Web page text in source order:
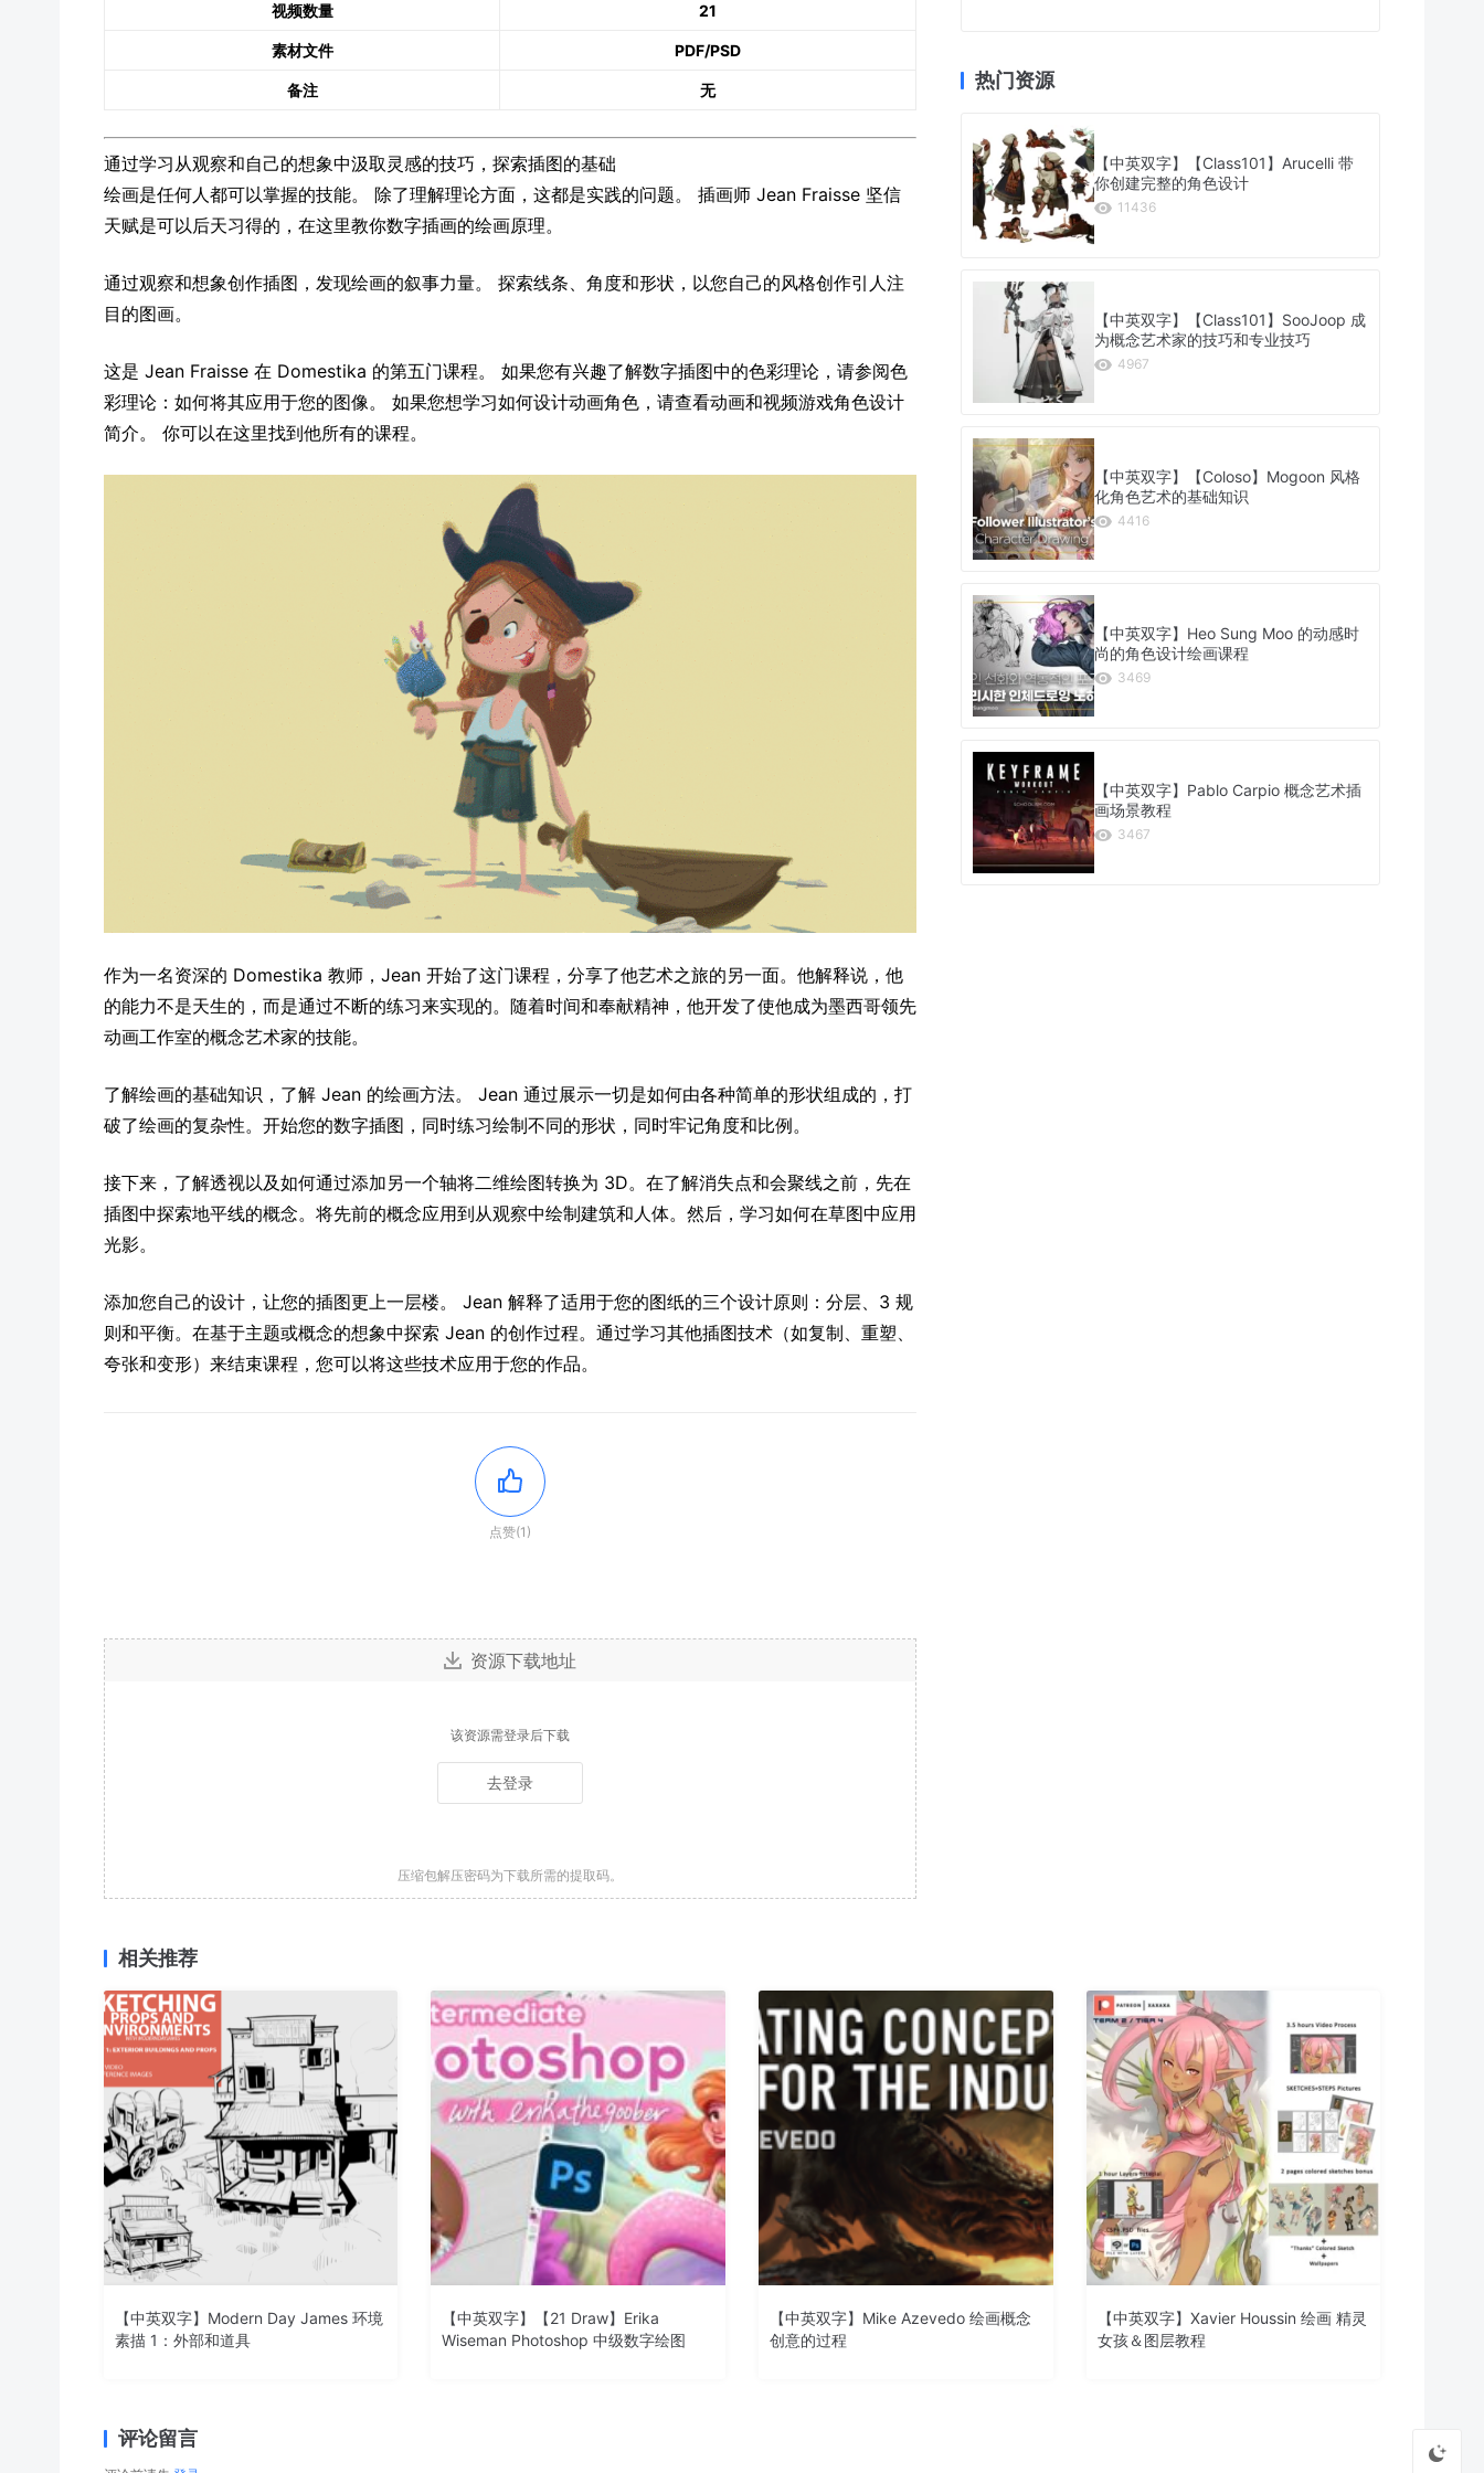
视频数量 21
素材文件 PDF/PSD
备注 无
通过学习从观察和自己的想象中汲取灵感的技巧，探索插图的基础
绘画是任何人都可以掌握的技能。 除了理解理论方面，这都是实践的问题。 插画师 Jean Fraisse 坚信
天赋是可以后天习得的，在这里教你数字插画的绘画原理。
通过观察和想象创作插图，发现绘画的叙事力量。 探索线条、角度和形状，以您自己的风格创作引人注
目的图画。
这是 Jean Fraisse 在 Domestika 的第五门课程。 如果您有兴趣了解数字插图中的色彩理论，请参阅色
彩理论：如何将其应用于您的图像。 如果您想学习如何设计动画角色，请查看动画和视频游戏角色设计
简介。 你可以在这里找到他所有的课程。
作为一名资深的 Domestika 教师，Jean 开始了这门课程，分享了他艺术之旅的另一面。他解释说，他
的能力不是天生的，而是通过不断的练习来实现的。随着时间和奉献精神，他开发了使他成为墨西哥领先
动画工作室的概念艺术家的技能。
了解绘画的基础知识，了解 Jean 的绘画方法。 Jean 通过展示一切是如何由各种简单的形状组成的，打
破了绘画的复杂性。开始您的数字插图，同时练习绘制不同的形状，同时牢记角度和比例。
接下来，了解透视以及如何通过添加另一个轴将二维绘图转换为 3D。在了解消失点和会聚线之前，先在
插图中探索地平线的概念。将先前的概念应用到从观察中绘制建筑和人体。然后，学习如何在草图中应用
光影。
添加您自己的设计，让您的插图更上一层楼。 Jean 解释了适用于您的图纸的三个设计原则：分层、3 规
则和平衡。在基于主题或概念的想象中探索 Jean 的创作过程。通过学习其他插图技术（如复制、重塑、
夸张和变形）来结束课程，您可以将这些技术应用于您的作品。
点赞(1)
资源下载地址
该资源需登录后下载
去登录
压缩包解压密码为下载所需的提取码。
热门资源
【中英双字】【Class101】Arucelli 带
你创建完整的角色设计
11436
【中英双字】【Class101】SooJoop 成
为概念艺术家的技巧和专业技巧
4967
【中英双字】【Coloso】Mogoon 风格
化角色艺术的基础知识
4416
【中英双字】Heo Sung Moo 的动感时
尚的角色设计绘画课程
3469
【中英双字】Pablo Carpio 概念艺术插
画场景教程
3467
相关推荐
【中英双字】Modern Day James 环境
素描 1：外部和道具
【中英双字】【21 Draw】Erika
Wiseman Photoshop 中级数字绘图
【中英双字】Mike Azevedo 绘画概念
创意的过程
【中英双字】Xavier Houssin 绘画 精灵
女孩＆图层教程
评论留言